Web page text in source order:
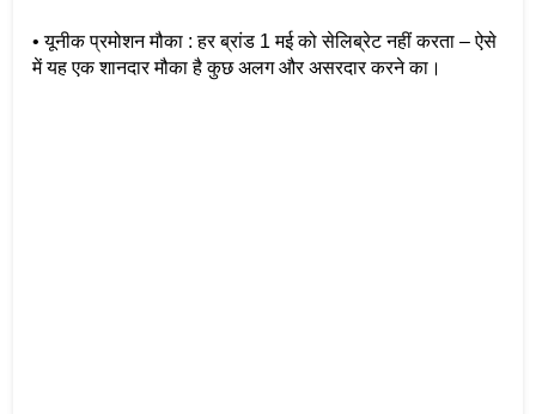
• यूनीक प्रमोशन मौका : हर ब्रांड 1 मई को सेलिब्रेट नहीं करता – ऐसे
में यह एक शानदार मौका है कुछ अलग और असरदार करने का।